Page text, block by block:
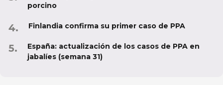
porcino
Finlandia confirma su primer caso de PPA
España: actualización de los casos de PPA en
jabalíes (semana 31)